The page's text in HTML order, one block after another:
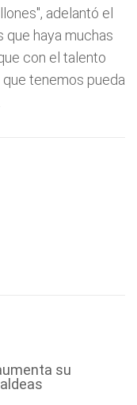
adelantó el
que haya muchas
con el talento
tenemos pueda
su